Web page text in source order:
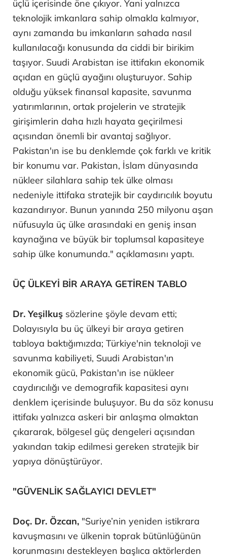
üçlü içerisinde öne çıkıyor. Yani yalnızca
teknolojik imkanlara sahip olmakla kalmıyor,
aynı zamanda bu imkanların sahada nasıl
kullanılacağı konusunda da ciddi bir birikim
taşıyor. Suudi Arabistan ise ittifakın ekonomik
açıdan en güçlü ayağını oluşturuyor. Sahip
olduğu yüksek finansal kapasite, savunma
yatırımlarının, ortak projelerin ve stratejik
girişimlerin daha hızlı hayata geçirilmesi
açısından önemli bir avantaj sağlıyor.
Pakistan'ın ise bu denklemde çok farklı ve kritik
bir konumu var. Pakistan, İslam dünyasında
nükleer silahlara sahip tek ülke olması
nedeniyle ittifaka stratejik bir caydırıcılık boyutu
kazandırıyor. Bunun yanında 250 milyonu aşan
nüfusuyla üç ülke arasındaki en geniş insan
kaynağına ve büyük bir toplumsal kapasiteye
sahip ülke konumunda." açıklamasını yaptı.
ÜÇ ÜLKEYİ BİR ARAYA GETİREN TABLO
Dr. Yeşilkuş sözlerine şöyle devam etti;
Dolayısıyla bu üç ülkeyi bir araya getiren
tabloya baktığımızda; Türkiye'nin teknoloji ve
savunma kabiliyeti, Suudi Arabistan'ın
ekonomik gücü, Pakistan'ın ise nükleer
caydırıcılığı ve demografik kapasitesi aynı
denklem içerisinde buluşuyor. Bu da söz konusu
ittifakı yalnızca askeri bir anlaşma olmaktan
çıkararak, bölgesel güç dengeleri açısından
yakından takip edilmesi gereken stratejik bir
yapıya dönüştürüyor.
"GÜVENLİK SAĞLAYICI DEVLET"
Doç. Dr. Özcan, "Suriye’nin yeniden istikrara
kavuşmasını ve ülkenin toprak bütünlüğünün
korunmasını destekleyen başlıca aktörlerden